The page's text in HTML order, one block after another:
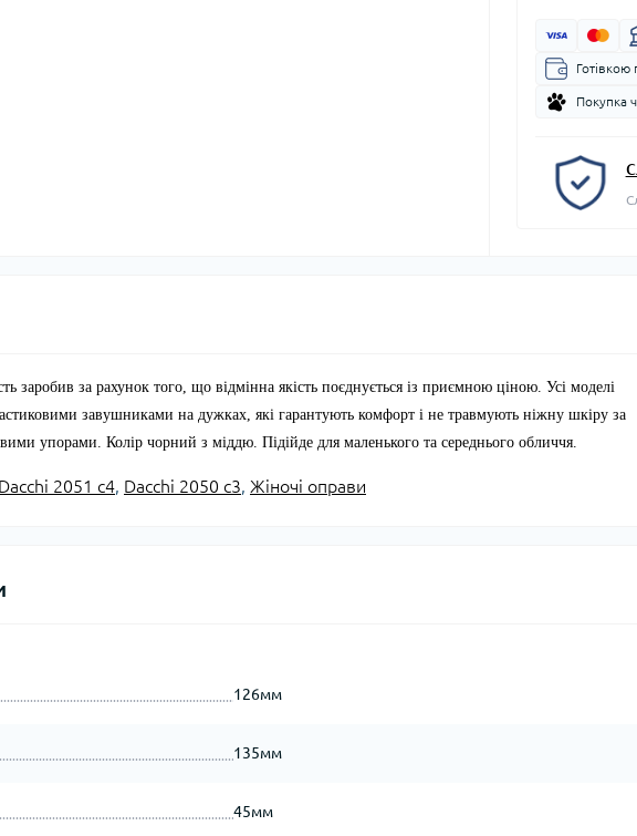
Готівкою
Покупка
заробив за рахунок того, що відмінна якість поєднується із приємною ціною. Усі моделі
завушниками на дужках, які гарантують комфорт і не травмують ніжну шкіру за
упорами. Колір чорний з міддю. Підійде для маленького та середнього обличчя.
2051 с4, Dacchi 2050 с3, Жіночі оправи
126мм
135мм
45мм